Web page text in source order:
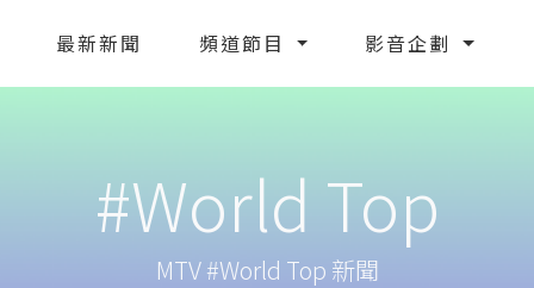
最新新聞 頻道節目 影音企劃
#World Top
MTV #World Top 新聞